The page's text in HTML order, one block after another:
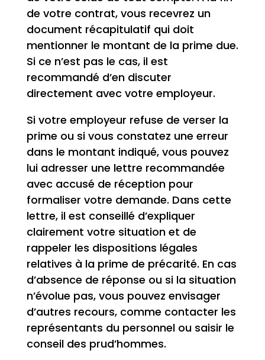
de votre contrat, vous recevrez un
document récapitulatif qui doit
mentionner le montant de la prime due.
Si ce n’est pas le cas, il est
recommandé d’en discuter
directement avec votre employeur.
Si votre employeur refuse de verser la
prime ou si vous constatez une erreur
dans le montant indiqué, vous pouvez
lui adresser une lettre recommandée
avec accusé de réception pour
formaliser votre demande. Dans cette
lettre, il est conseillé d’expliquer
clairement votre situation et de
rappeler les dispositions légales
relatives à la prime de précarité. En cas
d’absence de réponse ou si la situation
n’évolue pas, vous pouvez envisager
d’autres recours, comme contacter les
représentants du personnel ou saisir le
conseil des prud’hommes.